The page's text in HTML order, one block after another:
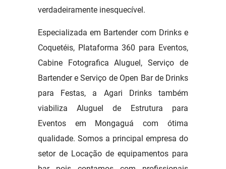
verdadeiramente inesquecível.
Especializada em Bartender com Drinks e
Coquetéis, Plataforma 360 para Eventos,
Cabine Fotografica Aluguel, Serviço de
Bartender e Serviço de Open Bar de Drinks
para Festas, a Agari Drinks também
viabiliza Aluguel de Estrutura para
Eventos em Mongaguá com ótima
qualidade. Somos a principal empresa do
setor de Locação de equipamentos para